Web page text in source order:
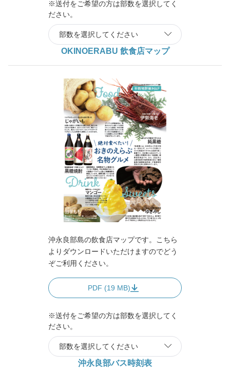
※送付をご希望の方は部数を選択してく
ださい。
OKINOERABU 飲食店マップ
沖永良部島の飲食店マップです。こちら
よりダウンロードいただけますのでどう
ぞご利用ください。
PDF (19 MB)
※送付をご希望の方は部数を選択してく
ださい。
沖永良部バス時刻表